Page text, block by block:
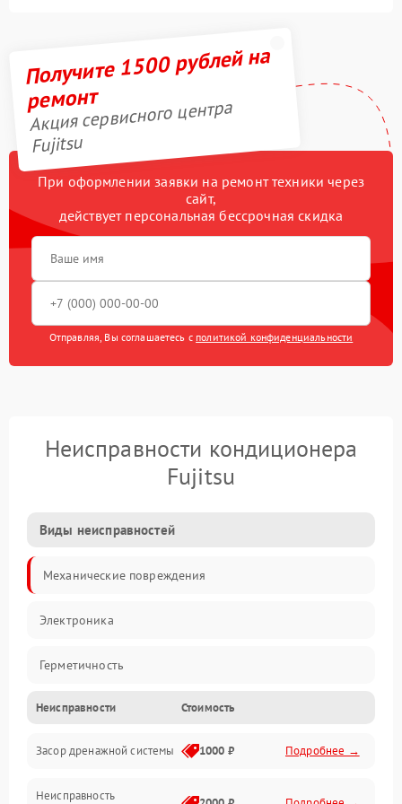
Получите 1500 рублей на
ремонт
Акция сервисного центра
Fujitsu
При оформлении заявки на ремонт техники через
сайт,
действует персональная бессрочная скидка
Отправляя, Вы соглашаетесь с политикой конфиденциальности
Неисправности кондиционера
Fujitsu
Виды неисправностей
Механические повреждения
Электроника
Герметичность
Механика
Управление
Электропитание
Неисправности Стоимость
Засор дренажной системы 1000 ₽ Подробнее →
Неисправность